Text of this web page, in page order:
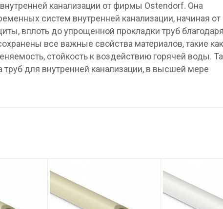
канализации от фирмы Ostendorf. Она
систем внутренней канализации, начиная от
вплоть до упрощенной прокладки труб благодаря
все важные свойства материалов, такие как
стойкость к воздействию горячей воды.
для внутренней канализации, в высшей мере